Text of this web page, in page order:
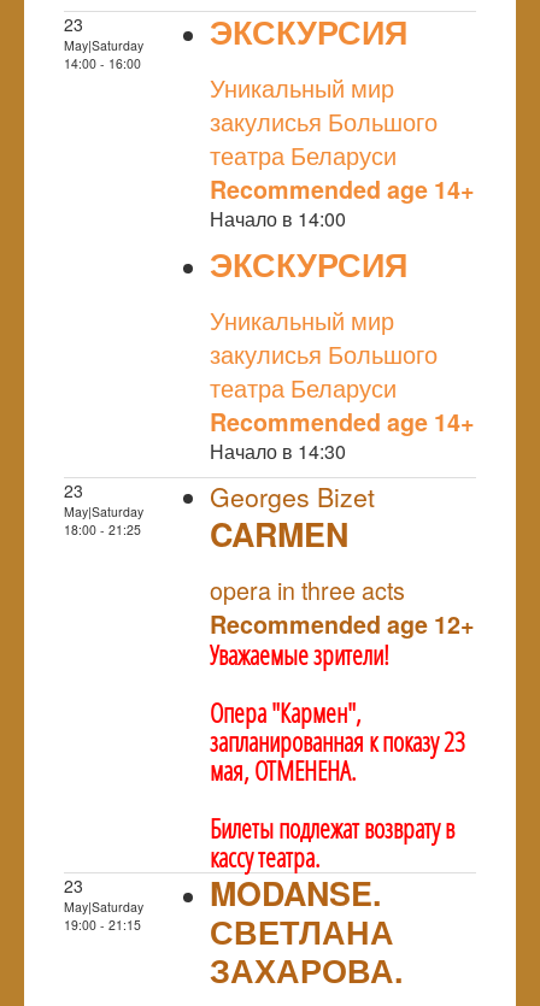
23
May|Saturday
14:00 - 16:00
ЭКСКУРСИЯ
Уникальный мир
закулисья Большого
театра Беларуси
Recommended age 14+
Начало в 14:00
ЭКСКУРСИЯ
Уникальный мир
закулисья Большого
театра Беларуси
Recommended age 14+
Начало в 14:30
23
May|Saturday
18:00 - 21:25
Georges Bizet
CARMEN
opera in three acts
Recommended age 12+
Уважаемые зрители!
Опера "Кармен",
запланированная к показу 23
мая, ОТМЕНЕНА.
Билеты подлежат возврату в
кассу театра.
23
May|Saturday
19:00 - 21:15
MODANSE.
СВЕТЛАНА
ЗАХАРОВА.